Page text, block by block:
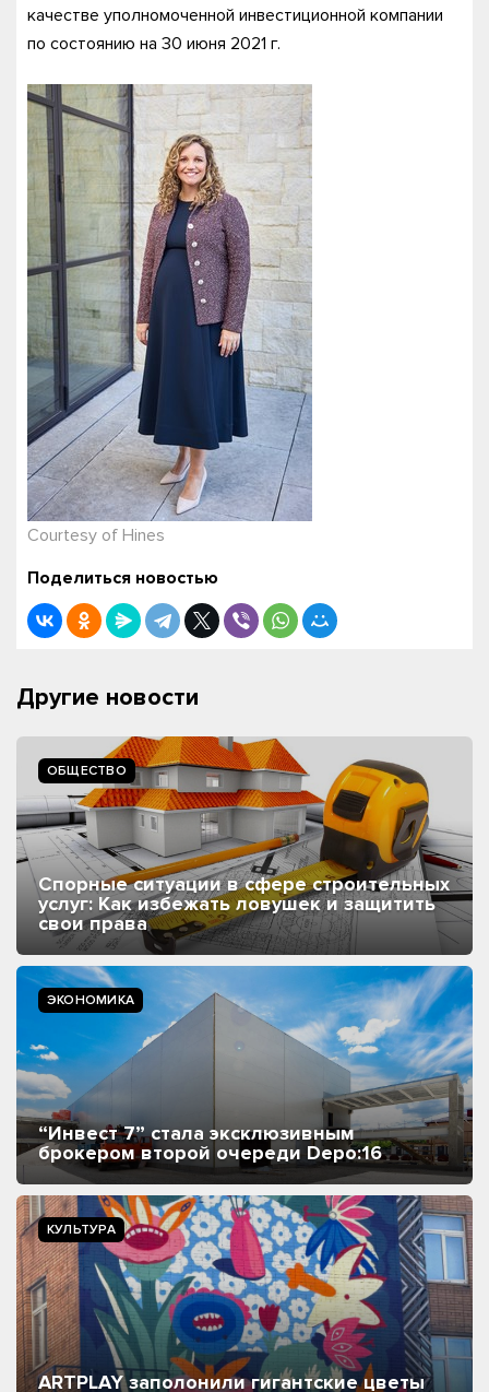
качестве уполномоченной инвестиционной компании
по состоянию на 30 июня 2021 г.
Courtesy of Hines
Поделиться новостью
Другие новости
ОБЩЕСТВО
Спорные ситуации в сфере строительных
услуг: Как избежать ловушек и защитить
свои права
ЭКОНОМИКА
“Инвест 7” стала эксклюзивным
брокером второй очереди Depo:16
КУЛЬТУРА
ARTPLAY заполонили гигантские цветы